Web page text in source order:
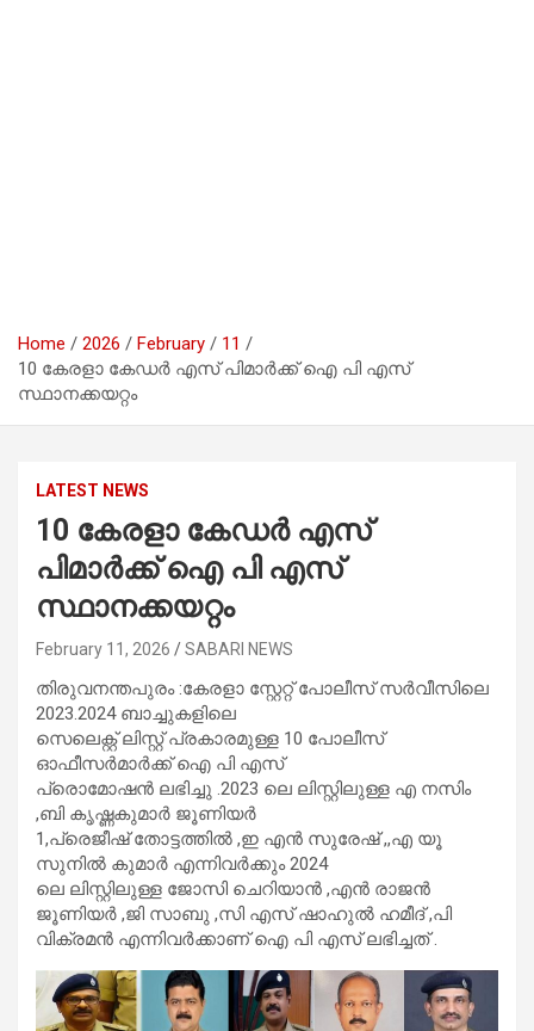
Home 2026 February
11
10 കേരളാ കേഡർ എസ്‌ പിമാർക്ക് ഐ പി എസ്
സ്ഥാനക്കയറ്റം
LATEST NEWS
10 കേരളാ കേഡർ എസ്‌
പിമാർക്ക് ഐ പി എസ്
സ്ഥാനക്കയറ്റം
February 11, 2026 SABARI NEWS
തിരുവനന്തപുരം :കേരളാ സ്റ്റേറ്റ് പോലീസ് സർവീസിലെ
2023.2024 ബാച്ചുകളിലെ
സെലെക്റ്റ് ലിസ്റ്റ് പ്രകാരമുള്ള 10 പോലീസ്
ഓഫീസർമാർക്ക് ഐ പി എസ്
പ്രൊമോഷൻ ലഭിച്ചു .2023 ലെ ലിസ്റ്റിലുള്ള എ നസിം
,ബി കൃഷ്ണകുമാർ ജൂണിയർ
1,പ്രെജീഷ് തോട്ടത്തിൽ ,ഇ എൻ സുരേഷ് ,,എ യൂ
സുനിൽ കുമാർ എന്നിവർക്കും 2024
ലെ ലിസ്റ്റിലുള്ള ജോസി ചെറിയാൻ ,എൻ രാജൻ
ജൂണിയർ ,ജി സാബു ,സി എസ് ഷാഹുൽ ഹമീദ് ,പി
വിക്രമൻ എന്നിവർക്കാണ് ഐ പി എസ് ലഭിച്ചത് .